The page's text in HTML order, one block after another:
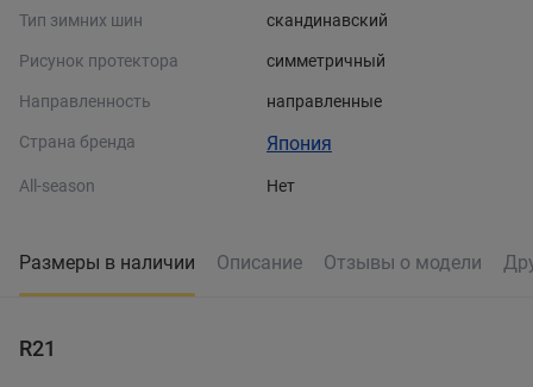
Тип зимних шин скандинавский
Рисунок протектора симметричный
Направленность направленные
Страна бренда Япония
All-season Нет
Размеры в наличии Описание Отзывы о модели
R21